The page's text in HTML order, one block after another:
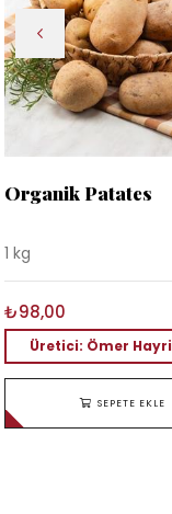
Organik Patates
1 kg
₺98,00
Üretici: Ömer
SEPETE EKLE